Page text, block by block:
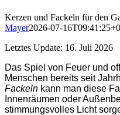
Kerzen und Fackeln für den
Mayer2026-07-
Letztes Update: 16. Juli 2026
Das Spiel von Feuer und
Menschen bereits seit
Fackeln kann man diese
Innenräumen oder
stimmungsvolles Licht